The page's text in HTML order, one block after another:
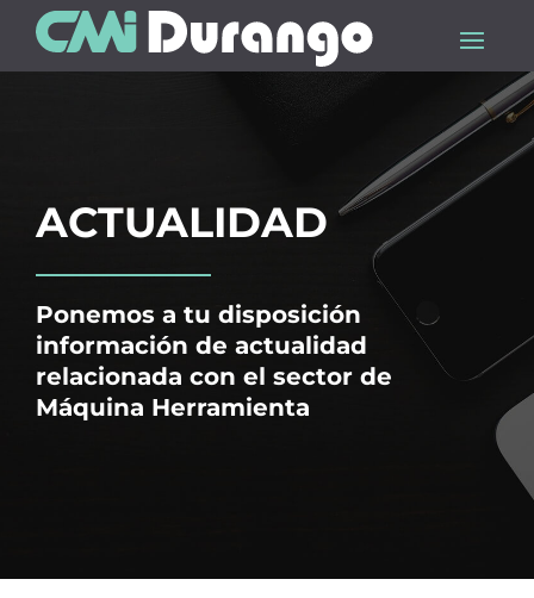
ACTUALIDAD
Ponemos a tu disposición
información de actualidad
relacionada con el sector de
Máquina Herramienta